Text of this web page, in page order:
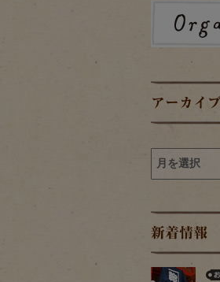
アーカイ
新着情報